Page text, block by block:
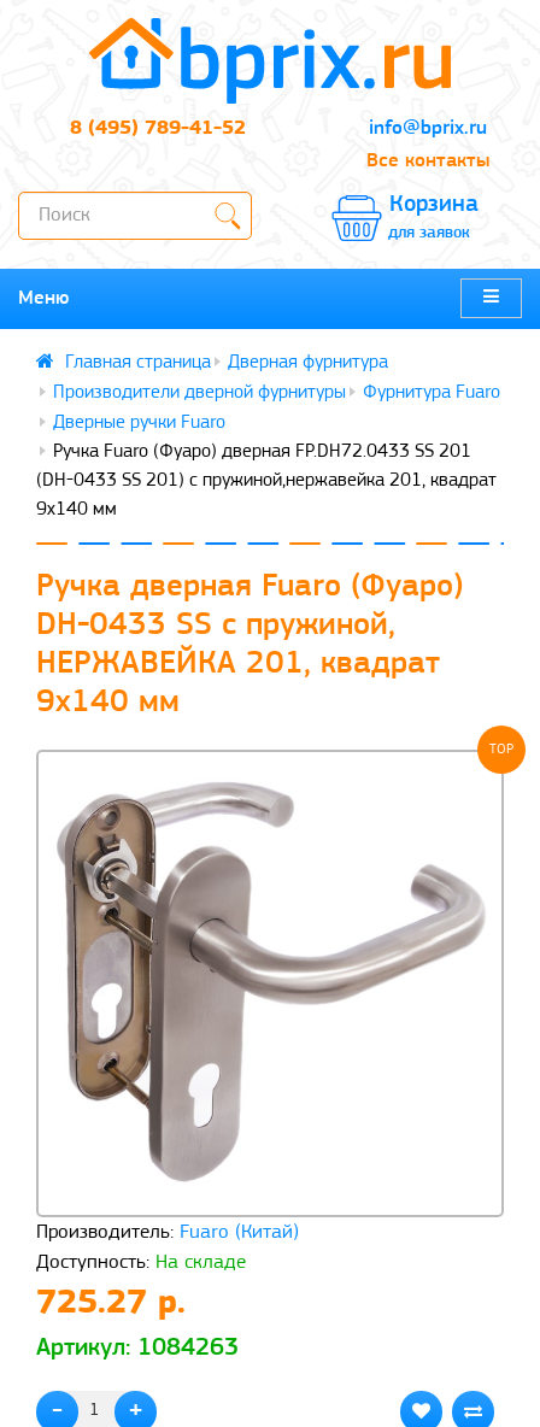
8 (495) 789-41-52
info@bprix.ru
Все контакты
Корзина
для заявок
Меню
Дверная фурнитура
Производители дверной фурнитуры
Фурнитура Fuaro
Дверные ручки Fuaro
Ручка Fuaro (Фуаро) дверная FP.DH72.0433 SS 201
(DH-0433 SS 201) с пружиной,нержавейка 201, квадрат
9x140 мм
Ручка дверная Fuaro (Фуаро)
DH-0433 SS с пружиной,
НЕРЖАВЕЙКА 201, квадрат
9x140 мм
TOP
Производитель: Fuaro (Китай)
Доступность: На складе
725.27 р.
Артикул: 1084263
- +